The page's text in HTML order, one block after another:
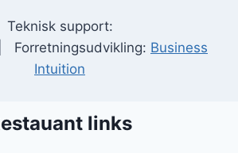
Teknisk support:
Business
Intuition
links